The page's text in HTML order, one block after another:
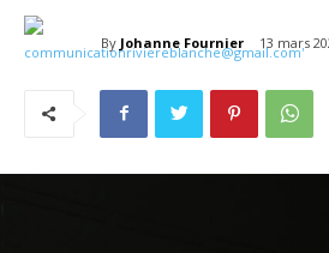
By Johanne Fournier 13 mars